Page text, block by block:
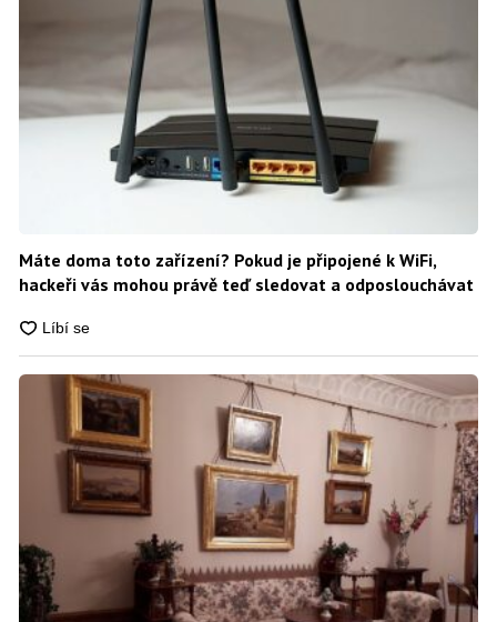
Máte doma toto zařízení? Pokud je připojené k WiFi,
hackeři vás mohou právě teď sledovat a odposlouchávat